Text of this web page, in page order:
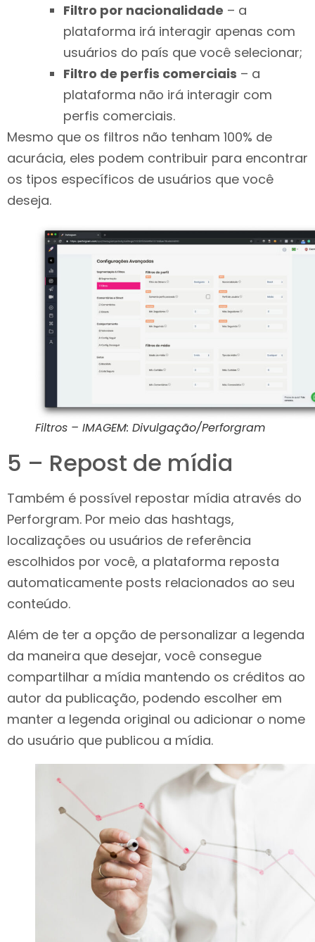
Filtro por nacionalidade – a
plataforma irá interagir apenas com
usuários do país que você selecionar;
Filtro de perfis comerciais – a
plataforma não irá interagir com
perfis comerciais.
Mesmo que os filtros não tenham 100% de
acurácia, eles podem contribuir para encontrar
os tipos específicos de usuários que você
deseja.
Filtros – IMAGEM: Divulgação/Perforgram
5 – Repost de mídia
Também é possível repostar mídia através do
Perforgram. Por meio das hashtags,
localizações ou usuários de referência
escolhidos por você, a plataforma reposta
automaticamente posts relacionados ao seu
conteúdo.
Além de ter a opção de personalizar a legenda
da maneira que desejar, você consegue
compartilhar a mídia mantendo os créditos ao
autor da publicação, podendo escolher em
manter a legenda original ou adicionar o nome
do usuário que publicou a mídia.